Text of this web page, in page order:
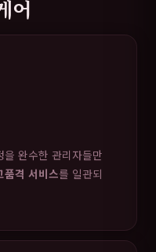
어
완수한 관리자들만
품격 서비스를 일관되